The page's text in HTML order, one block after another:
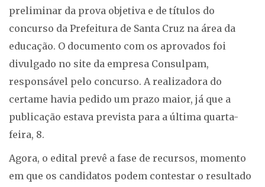
preliminar da prova objetiva e de títulos do
concurso da Prefeitura de Santa Cruz na área da
educação. O documento com os aprovados foi
divulgado no site da empresa Consulpam,
responsável pelo concurso. A realizadora do
certame havia pedido um prazo maior, já que a
publicação estava prevista para a última quarta-
feira, 8.
Agora, o edital prevê a fase de recursos, momento
em que os candidatos podem contestar o resultado